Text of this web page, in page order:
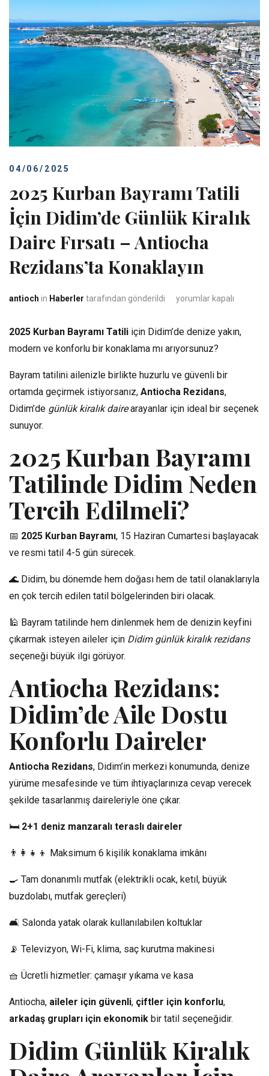
04/06/2025
2025 Kurban Bayramı Tatili
İçin Didim’de Günlük Kiralık
Daire Fırsatı – Antiocha
Rezidans’ta Konaklayın
antioch in Haberler tarafından gönderildi 2025 Kurban Bayramı
yorumlar kapalı
2025 Kurban Bayramı Tatili için Didim’de denize yakın,
modern ve konforlu bir konaklama mı arıyorsunuz?
Bayram tatilini ailenizle birlikte huzurlu ve güvenli bir
ortamda geçirmek istiyorsanız, Antiocha Rezidans,
Didim’de günlük kiralık dairearayanlar için ideal bir seçenek
sunuyor.
2025 Kurban Bayramı
Tatilinde Didim Neden
Tercih Edilmeli?
📅 2025 Kurban Bayramı, 15 Haziran Cumartesi başlayacak
ve resmi tatil 4-5 gün sürecek.
🌊 Didim, bu dönemde hem doğası hem de tatil olanaklarıyla
en çok tercih edilen tatil bölgelerinden biri olacak.
🕌 Bayram tatilinde hem dinlenmek hem de denizin keyfini
çıkarmak isteyen aileler için Didim günlük kiralık rezidans
seçeneği büyük ilgi görüyor.
Antiocha Rezidans:
Didim’de Aile Dostu
Konforlu Daireler
Antiocha Rezidans, Didim’in merkezi konumunda, denize
yürüme mesafesinde ve tüm ihtiyaçlarınıza cevap verecek
şekilde tasarlanmış daireleriyle öne çıkar.
🛏️ 2+1 deniz manzaralı teraslı daireler
👨‍👩‍👧‍👦 Maksimum 6 kişilik konaklama imkânı
🍳 Tam donanımlı mutfak (elektrikli ocak, ketıl, büyük
buzdolabı, mutfak gereçleri)
🛋️ Salonda yatak olarak kullanılabilen koltuklar
📡 Televizyon, Wi-Fi, klima, saç kurutma makinesi
🧺 Ücretli hizmetler: çamaşır yıkama ve kasa
Antiocha, aileler için güvenli, çiftler için konforlu,
arkadaş grupları için ekonomik bir tatil seçeneğidir.
Didim Günlük Kiralık